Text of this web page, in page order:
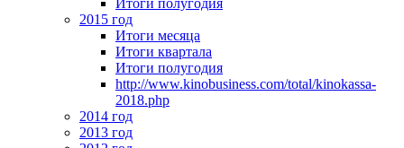
Итоги полугодия
2015 год
Итоги месяца
Итоги квартала
Итоги полугодия
http://www.kinobusiness.com/total/kinokassa-
2018.php
2014 год
2013 год